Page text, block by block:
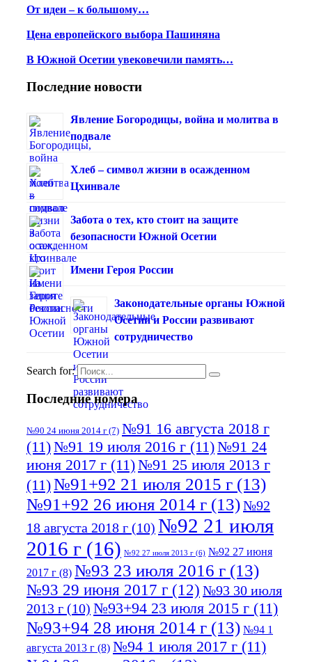
От идеи – к большому…
Цена европейского выбора Пашиняна
В Южной Осетии увековечили память…
Последние новости
Явление Богородицы, война и молитва в
подвале
Хлеб – символ жизни в осажденном
Цхинвале
Забота о тех, кто стоит на защите
безопасности Южной Осетии
Имени Героя России
Законодательные органы Южной
Осетии и России развивают
сотрудничество
Search for:
Последние номера
№90 24 июня 2014 г (7) №91 16 августа 2018 г
(11)№91 19 июля 2016 г (11)№91 24
июня 2017 г (11)№91 25 июля 2013 г
(11)№91+92 21 июля 2015 г (13)
№91+92 26 июня 2014 г (13)№92
18 августа 2018 г (10) №92 21 июля
2016 г (16) №92 27 июля 2013 г (6) №92 27 июня
2017 г (8) №93 23 июля 2016 г (13)
№93 29 июня 2017 г (12) №93 30 июля
2013 г (10) №93+94 23 июля 2015 г (11)
№93+94 28 июня 2014 г (13) №94 1
августа 2013 г (8) №94 1 июля 2017 г (11)